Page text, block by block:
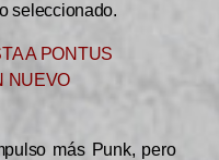
seleccionado.
A PONTUS
NUEVO
más Punk, pero